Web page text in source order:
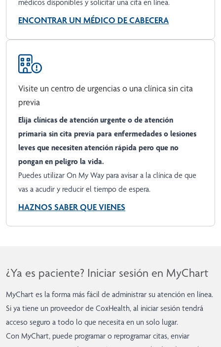
médicos disponibles y solicitar una cita en línea.
ENCONTRAR UN MÉDICO DE CABECERA
Visite un centro de urgencias o una clínica sin cita
previa
Elija clínicas de atención urgente o de atención
primaria sin cita previa para enfermedades o lesiones
leves que necesiten atención rápida pero que no
pongan en peligro la vida.
Puedes utilizar On My Way para avisar a la clínica de que
vas a acudir y reducir el tiempo de espera.
HAZNOS SABER QUE VIENES
¿Ya es paciente? Iniciar sesión en MyChart
MyChart es la forma más fácil de administrar su atención en línea.
Si ya tiene un proveedor de CoxHealth, al iniciar sesión tendrá
acceso seguro a todo lo que necesita en un solo lugar.
Con MyChart, puede programar o reprogramar citas, enviar